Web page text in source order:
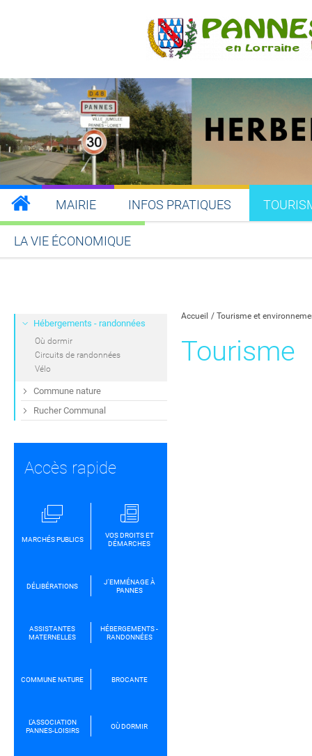
MAIRIE INFOS PRATIQUES
LA VIE ÉCONOMIQUE
Accueil Tourisme et
Tourisme
Hébergements - randonnées
Où dormir
Circuits de randonnées
Vélo
Commune nature
Rucher Communal
Accès rapide
MARCHÉS PUBLICS
VOS DROITS ET
DÉMARCHES
DÉLIBÉRATIONS
J'EMMÉNAGE À
PANNES
ASSISTANTES
MATERNELLES
HÉBERGEMENTS -
RANDONNÉES
COMMUNE NATURE BROCANTE
L'ASSOCIATION
PANNES-LOISIRS
OÙ DORMIR